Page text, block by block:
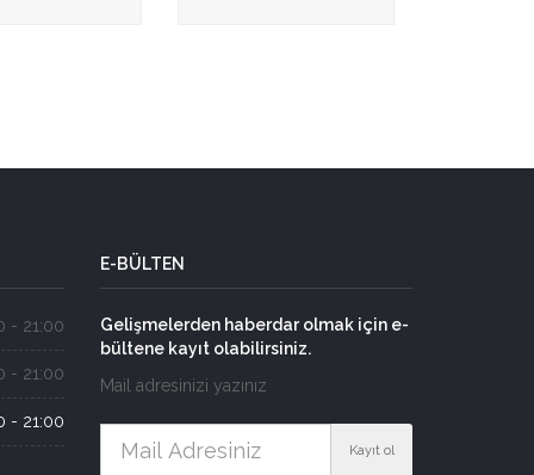
- 21:00
- 21:00
- 21:00
E-BÜLTEN
Gelişmelerden haberdar olmak için e-
bültene kayıt olabilirsiniz.
Mail adresinizi yazınız
Kayıt ol